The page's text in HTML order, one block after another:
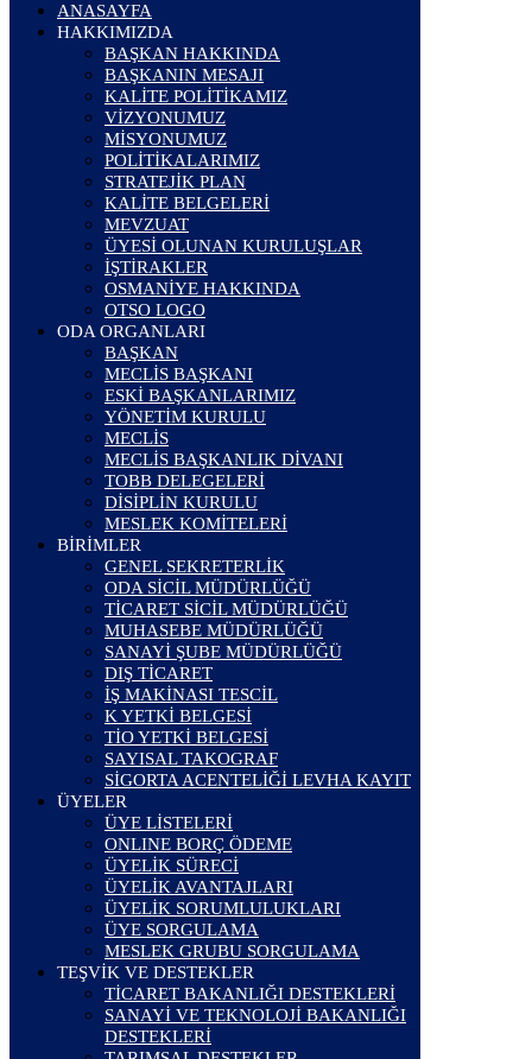
ANASAYFA
HAKKIMIZDA
BAŞKAN HAKKINDA
BAŞKANIN MESAJI
KALİTE POLİTİKAMIZ
VİZYONUMUZ
MİSYONUMUZ
POLİTİKALARIMIZ
STRATEJİK PLAN
KALİTE BELGELERİ
MEVZUAT
ÜYESİ OLUNAN KURULUŞLAR
İŞTİRAKLER
OSMANİYE HAKKINDA
OTSO LOGO
ODA ORGANLARI
BAŞKAN
MECLİS BAŞKANI
ESKİ BAŞKANLARIMIZ
YÖNETİM KURULU
MECLİS
MECLİS BAŞKANLIK DİVANI
TOBB DELEGELERİ
DİSİPLİN KURULU
MESLEK KOMİTELERİ
BİRİMLER
GENEL SEKRETERLİK
ODA SİCİL MÜDÜRLÜĞÜ
TİCARET SİCİL MÜDÜRLÜĞÜ
MUHASEBE MÜDÜRLÜĞÜ
SANAYİ ŞUBE MÜDÜRLÜĞÜ
DIŞ TİCARET
İŞ MAKİNASI TESCİL
K YETKİ BELGESİ
TİO YETKİ BELGESİ
SAYISAL TAKOGRAF
SİGORTA ACENTELİĞİ LEVHA KAYIT
ÜYELER
ÜYE LİSTELERİ
ONLINE BORÇ ÖDEME
ÜYELİK SÜRECİ
ÜYELİK AVANTAJLARI
ÜYELİK SORUMLULUKLARI
ÜYE SORGULAMA
MESLEK GRUBU SORGULAMA
TEŞVİK VE DESTEKLER
TİCARET BAKANLIĞI DESTEKLERİ
SANAYİ VE TEKNOLOJİ BAKANLIĞI
DESTEKLERİ